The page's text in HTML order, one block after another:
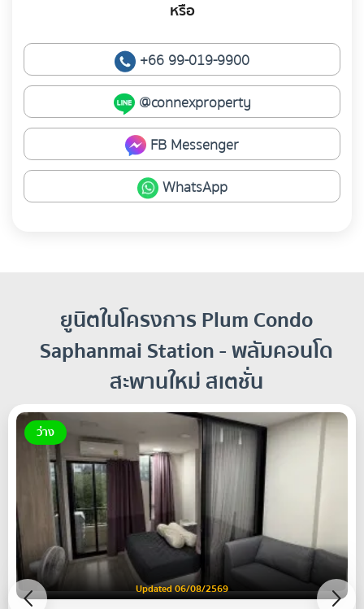
หรือ
+66 99-019-9900
@connexproperty
FB Messenger
WhatsApp
ยูนิตในโครงการ Plum Condo
Saphanmai Station - พลัมคอนโด
สะพานใหม่ สเตชั่น
ว่าง
Updated 06/08/2569